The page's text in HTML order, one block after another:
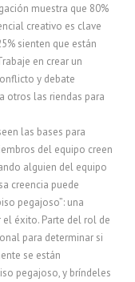
muestra que 80%
creativo es clave
sienten que están
en crear un
y debate
otros las riendas para
las bases para
del equipo creen
alguien del equipo
creencia puede
pegajoso”: una
éxito. Parte del rol de
para determinar si
se están
pegajoso, y bríndeles